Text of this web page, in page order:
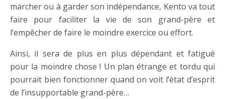
marcher ou à garder son indépendance, Kento va tout
faire pour faciliter la vie de son grand-père et
l’empêcher de faire le moindre exercice ou effort.
Ainsi, il sera de plus en plus dépendant et fatigué
pour la moindre chose ! Un plan étrange et tordu qui
pourrait bien fonctionner quand on voit l’état d’esprit
de l’insupportable grand-père…